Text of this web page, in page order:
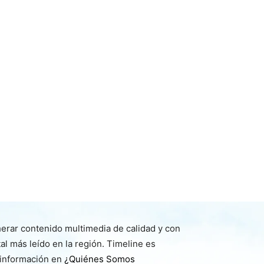
contenido multimedia de calidad y con
más leído en la región. Timeline es
en ¿Quiénes Somos